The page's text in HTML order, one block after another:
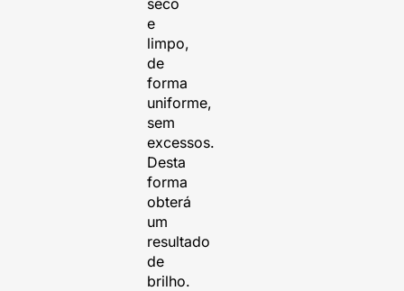
e
limpo,
de
forma
uniforme,
sem
excessos.
Desta
forma
obterá
um
resultado
de
brilho.